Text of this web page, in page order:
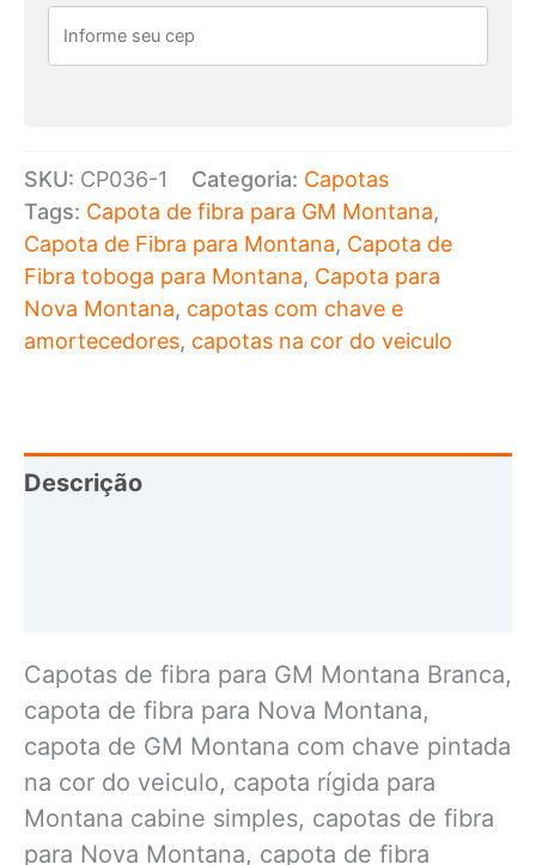
Montana
modelo
SKU: CP036-1 Categoria: Capotas
Tags: Capota de fibra para GM Montana,
Capota de Fibra para Montana, Capota de
Fibra toboga para Montana, Capota para
Nova Montana, capotas com chave e
amortecedores, capotas na cor do veiculo
Descrição
Capotas de fibra para GM Montana Branca,
capota de fibra para Nova Montana,
capota de GM Montana com chave pintada
na cor do veiculo, capota rígida para
Montana cabine simples, capotas de fibra
para Nova Montana, capota de fibra